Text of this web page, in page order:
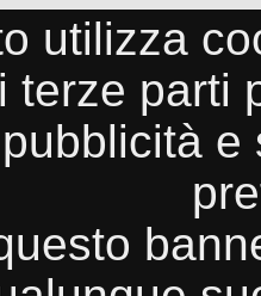
utilizza
terze parti